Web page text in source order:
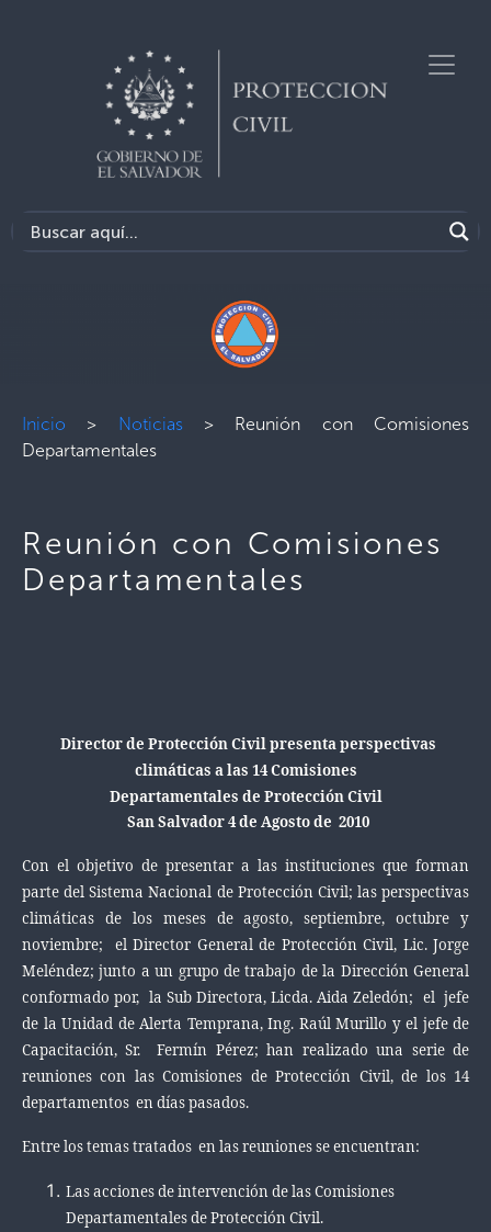
Inicio > Noticias> Reunión con Comisiones
Departamentales
Reunión con Comisiones
Departamentales
Director de Protección Civil presenta perspectivas
climáticas a las 14 Comisiones
Departamentales de Protección Civil
San Salvador 4 de Agosto de 2010
Con el objetivo de presentar a las instituciones que forman
parte del Sistema Nacional de Protección Civil; las perspectivas
climáticas de los meses de agosto, septiembre, octubre y
noviembre; el Director General de Protección Civil, Lic. Jorge
Meléndez; junto a un grupo de trabajo de la Dirección General
conformado por, la Sub Directora, Licda. Aida Zeledón; el jefe
de la Unidad de Alerta Temprana, Ing. Raúl Murillo y el jefe de
Capacitación, Sr. Fermín Pérez; han realizado una serie de
reuniones con las Comisiones de Protección Civil, de los 14
departamentos en días pasados.
Entre los temas tratados en las reuniones se encuentran:
Las acciones de intervención de las Comisiones
Departamentales de Protección Civil.